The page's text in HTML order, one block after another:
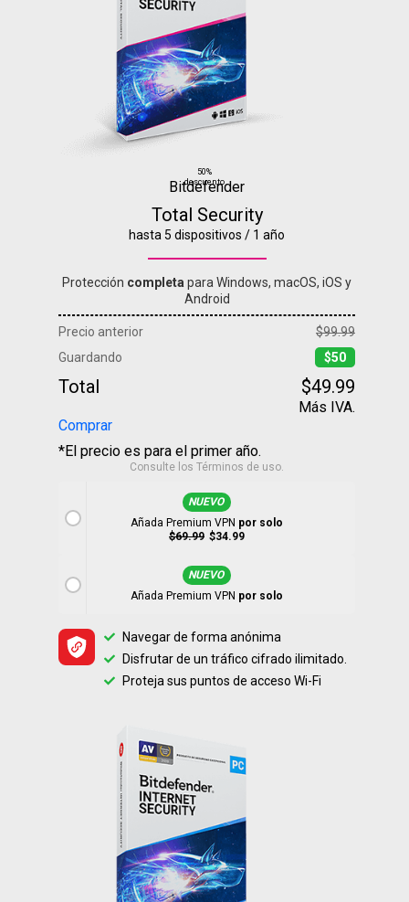
50%
descuento
Bitdefender
Total Security
hasta 5 dispositivos / 1 año
Protección completa para Windows, macOS, iOS y
Android
Precio anterior
$99.99
Guardando
$50
Total $49.99
Más IVA.
Comprar
*El precio es para el primer año.
Consulte los Términos de uso.
NUEVO
Añada Premium VPN por solo
$69.99 $34.99
NUEVO
Añada Premium VPN por solo
Navegar de forma anónima
Disfrutar de un tráfico cifrado ilimitado.
Proteja sus puntos de acceso Wi-Fi